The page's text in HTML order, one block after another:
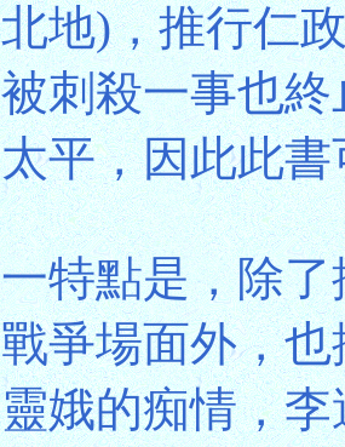
地)，推行仁
刺殺一事也
平，因此此
特點是，除
爭場面外，
娥的痴情，